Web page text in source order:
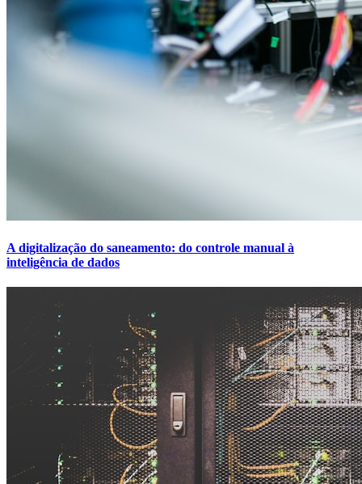
A digitalização do saneamento: do controle manual à
inteligência de dados